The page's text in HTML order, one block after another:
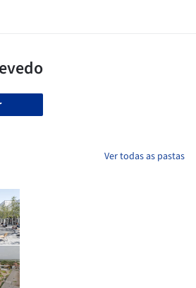
Ver todas as pastas